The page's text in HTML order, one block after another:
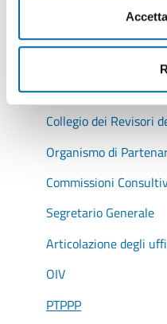
Comitato di Gestione
Collegio dei Revisori
Organismo di
Commissioni
Segretario Generale
Articolazione degli
OIV
PTPPP